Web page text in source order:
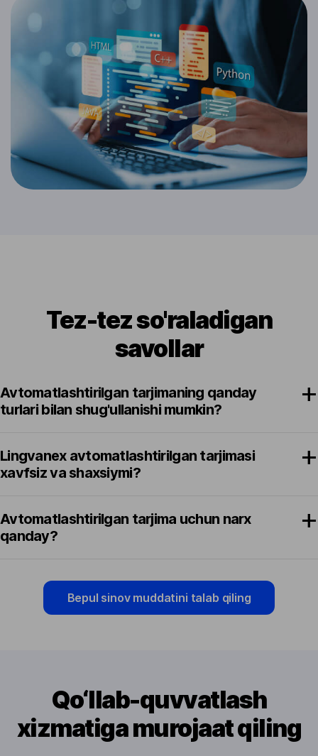
Tez-tez so'raladigan
savollar
Avtomatlashtirilgan tarjimaning qanday
turlari bilan shug'ullanishi mumkin?
Lingvanex avtomatlashtirilgan tarjimasi
xavfsiz va shaxsiymi?
Avtomatlashtirilgan tarjima uchun narx
qanday?
Bepul sinov muddatini talab qiling
Qo‘llab-quvvatlash
xizmatiga murojaat qiling